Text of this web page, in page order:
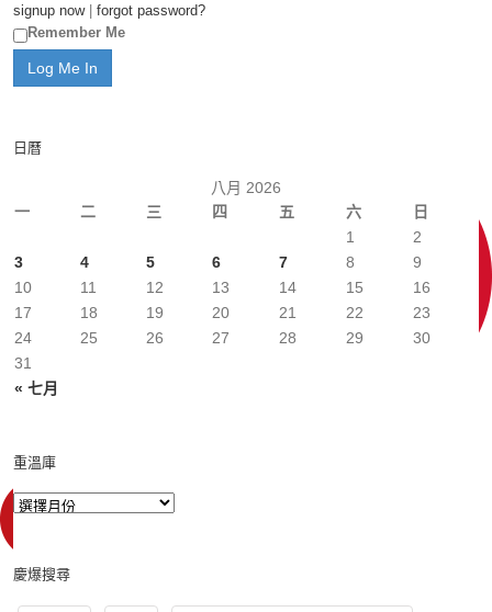
signup now| forgot password?
Remember Me
日曆
八月 2026
一
二 三 四 五 六 日
« 七月
1
2
3
4 5 6 7 8
9
10
11 12 13 14 15
16
17
18 19 20 21 22
23
24
25 26 27 28 29
30
31
重溫庫
慶爆搜尋